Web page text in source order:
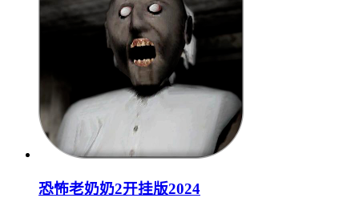
恐怖老奶奶2开挂版2024